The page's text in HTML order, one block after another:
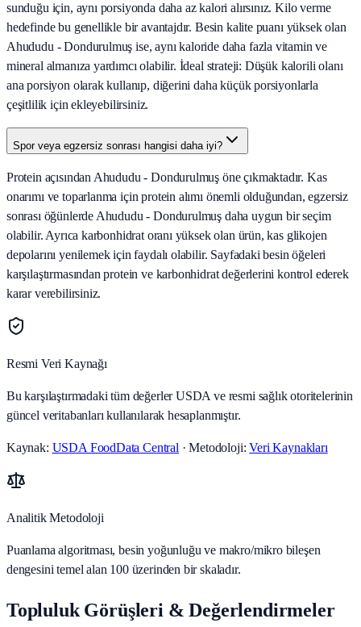
sunduğu için, aynı porsiyonda daha az kalori alırsınız. Kilo verme
hedefinde bu genellikle bir avantajdır. Besin kalite puanı yüksek olan
Ahududu - Dondurulmuş ise, aynı kaloride daha fazla vitamin ve
mineral almanıza yardımcı olabilir. İdeal strateji: Düşük kalorili olanı
ana porsiyon olarak kullanıp, diğerini daha küçük porsiyonlarla
çeşitlilik için ekleyebilirsiniz.
Spor veya egzersiz sonrası hangisi daha iyi?
Protein açısından Ahududu - Dondurulmuş öne çıkmaktadır. Kas
onarımı ve toparlanma için protein alımı önemli olduğundan, egzersiz
sonrası öğünlerde Ahududu - Dondurulmuş daha uygun bir seçim
olabilir. Ayrıca karbonhidrat oranı yüksek olan ürün, kas glikojen
depolarını yenilemek için faydalı olabilir. Sayfadaki besin öğeleri
karşılaştırmasından protein ve karbonhidrat değerlerini kontrol ederek
karar verebilirsiniz.
Resmi Veri Kaynağı
Bu karşılaştırmadaki tüm değerler USDA ve resmi sağlık otoritelerinin
güncel veritabanları kullanılarak hesaplanmıştır.
Kaynak: USDA FoodData Central · Metodoloji:Veri Kaynakları
Analitik Metodoloji
Puanlama algoritması, besin yoğunluğu ve makro/mikro bileşen
dengesini temel alan 100 üzerinden bir skaladır.
Topluluk Görüşleri & Değerlendirmeler